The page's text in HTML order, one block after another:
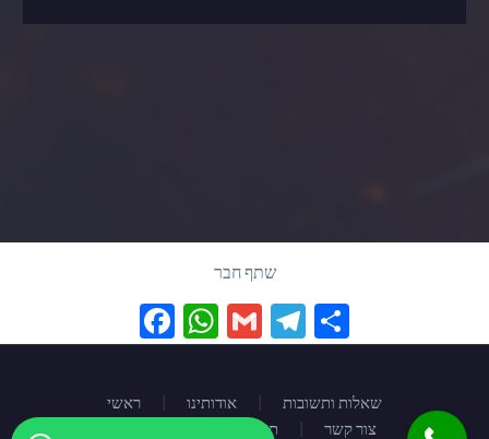
שתף חבר
Facebook
WhatsApp
GmailTelegram
ראשי אודותינו
שאלות ותשובות
הצהרת נגישות I תקנון אתר
צור קשר